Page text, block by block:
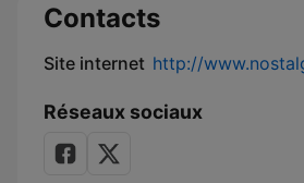
Contacts
Site internet http://
Réseaux sociaux